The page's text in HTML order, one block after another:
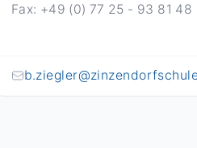
Fax: +49 (0) 77 25 - 93 81 48